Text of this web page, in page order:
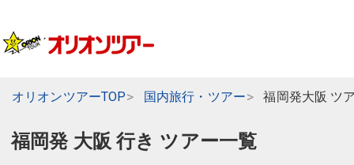
オリオンツアーTOP 国内旅行・ツアー 福岡発大阪 ツ
福岡発 大阪 行き ツアー一覧